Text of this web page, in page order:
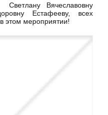
Вячеславовну
Естафееву, всех
этом мероприятии!